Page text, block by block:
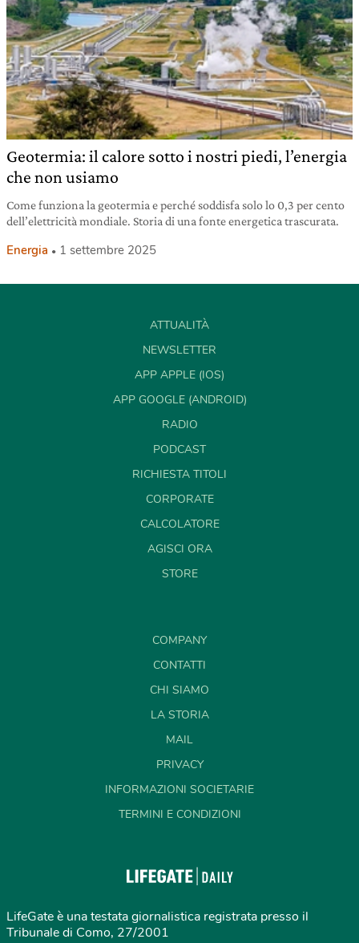
Geotermia: il calore sotto i nostri piedi, l’energia
che non usiamo
Come funziona la geotermia e perché soddisfa solo lo 0,3 per cento
dell’elettricità mondiale. Storia di una fonte energetica trascurata.
Energia 1 settembre 2025
ATTUALITÀ
NEWSLETTER
APP APPLE (IOS)
APP GOOGLE (ANDROID)
RADIO
PODCAST
RICHIESTA TITOLI
CORPORATE
CALCOLATORE
AGISCI ORA
STORE
COMPANY
CONTATTI
CHI SIAMO
LA STORIA
MAIL
PRIVACY
INFORMAZIONI SOCIETARIE
TERMINI E CONDIZIONI
LifeGate è una testata giornalistica registrata presso il
Tribunale di Como, 27/2001